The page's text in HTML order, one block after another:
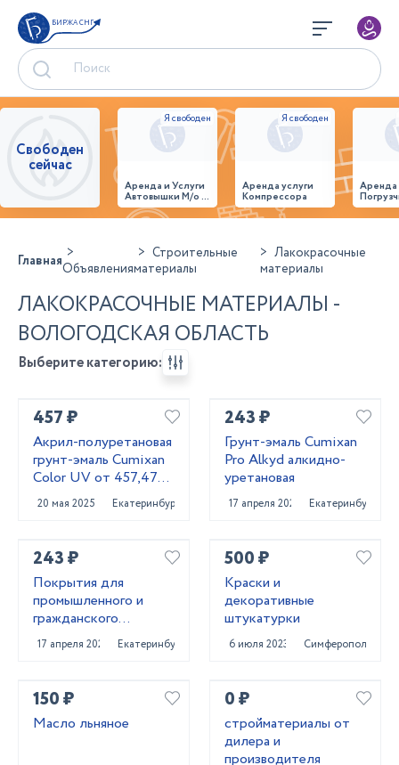
БИРЖА СНГ
Свободен
сейчас
Аренда и Услуги
Автовышки М/о г.
Домодедово
26,28,32 место
Аренда услуги
Компрессора
ГлавнаяОбъявления
Строительные
материалы
Лакокрасочные
материалы
ЛАКОКРАСОЧНЫЕ МАТЕРИАЛЫ -
ВОЛОГОДСКАЯ ОБЛАСТЬ
Выберите категорию:
457 ₽
Акрил-полуретановая
грунт-эмаль Cumixan
Color UV от 457,47
рублей
20 мая 2025 Екатеринбург
243 ₽
Грунт-эмаль Cumixan
Pro Alkyd алкидно-
уретановая
17 апреля 2025 Екатеринбург
243 ₽
Покрытия для
промышленного и
гражданского
строительства от
поставщика
17 апреля 2025 Екатеринбург
500 ₽
Краски и
декоративные
штукатурки
6 июля 2023 Симферополь
150 ₽
Масло льняное
0 ₽
стройматериалы от
дилера и
производителя